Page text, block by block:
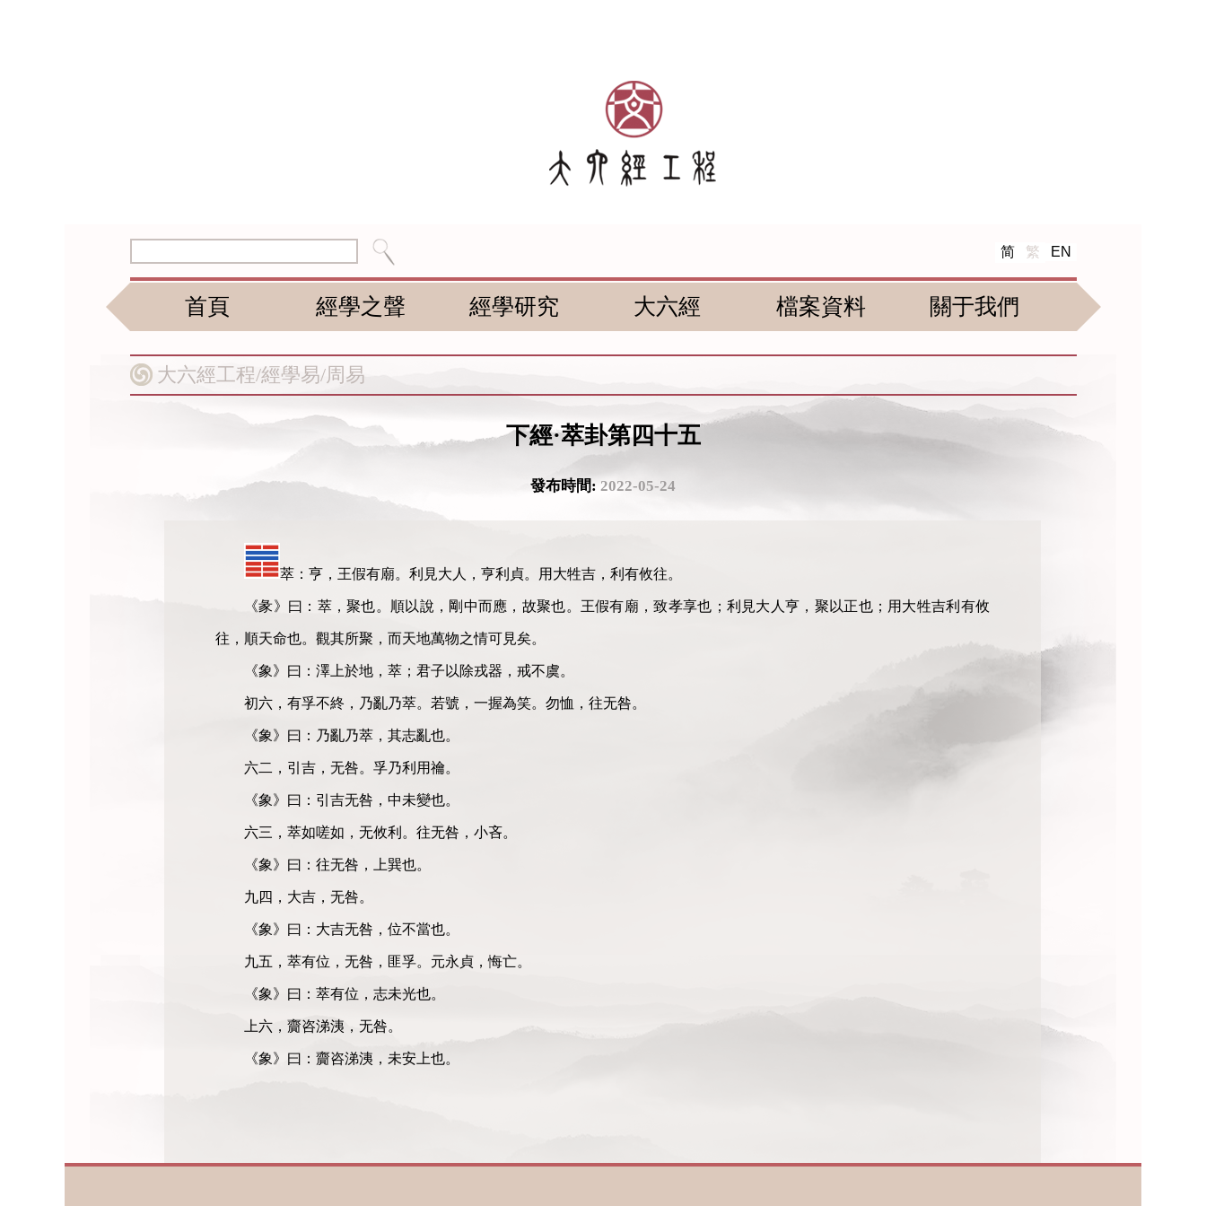
简 繁 EN
首頁 經學之聲 經學研究 大六經 檔案資料 關于我們
大六經工程/經學易/周易
下經·萃卦第四十五
發布時間: 2022-05-24
萃：亨，王假有廟。利見大人，亨利貞。用大牲吉，利有攸往。
《彖》曰：萃，聚也。順以說，剛中而應，故聚也。王假有廟，致孝享也；利見大人亨，聚以正也；用大牲吉利有攸
往，順天命也。觀其所聚，而天地萬物之情可見矣。
《象》曰：澤上於地，萃；君子以除戎器，戒不虞。
初六，有孚不終，乃亂乃萃。若號，一握為笑。勿恤，往无咎。
《象》曰：乃亂乃萃，其志亂也。
六二，引吉，无咎。孚乃利用禴。
《象》曰：引吉无咎，中未變也。
六三，萃如嗟如，无攸利。往无咎，小吝。
《象》曰：往无咎，上巽也。
九四，大吉，无咎。
《象》曰：大吉无咎，位不當也。
九五，萃有位，无咎，匪孚。元永貞，悔亡。
《象》曰：萃有位，志未光也。
上六，齎咨涕洟，无咎。
《象》曰：齎咨涕洟，未安上也。